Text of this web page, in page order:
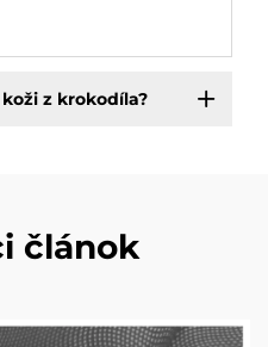
z krokodíla?
článok